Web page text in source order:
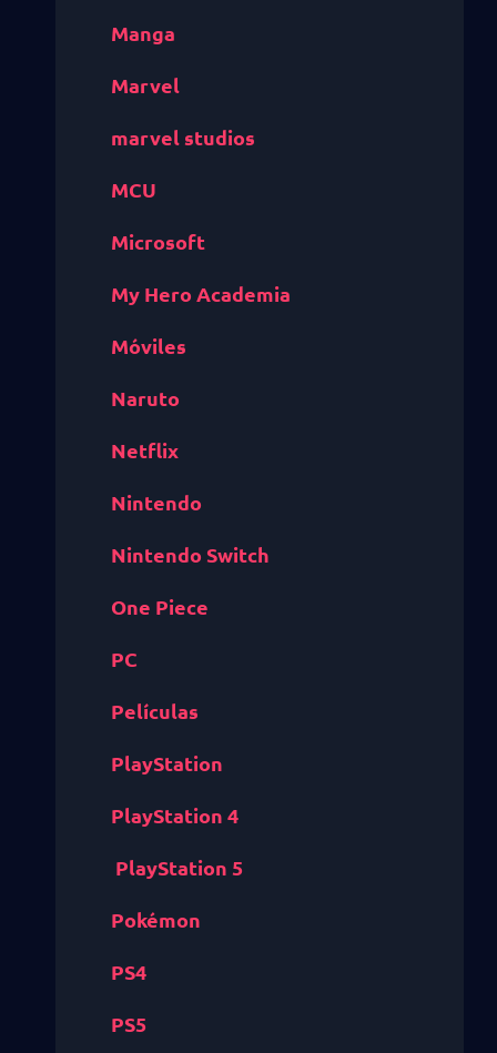
Manga
Marvel
marvel studios
MCU
Microsoft
My Hero Academia
Móviles
Naruto
Netflix
Nintendo
Nintendo Switch
One Piece
PC
Películas
PlayStation
PlayStation 4
PlayStation 5
Pokémon
PS4
PS5